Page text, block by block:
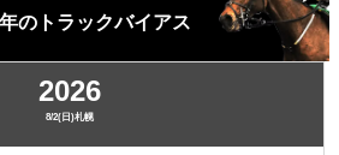
のトラックバイアス
2026
8/2(日)札幌